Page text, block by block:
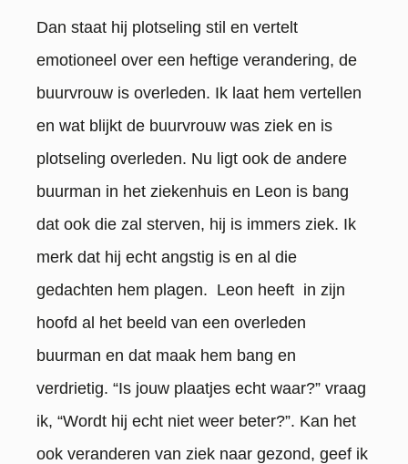
Dan staat hij plotseling stil en vertelt
emotioneel over een heftige verandering, de
buurvrouw is overleden. Ik laat hem vertellen
en wat blijkt de buurvrouw was ziek en is
plotseling overleden. Nu ligt ook de andere
buurman in het ziekenhuis en Leon is bang
dat ook die zal sterven, hij is immers ziek. Ik
merk dat hij echt angstig is en al die
gedachten hem plagen. Leon heeft in zijn
hoofd al het beeld van een overleden
buurman en dat maak hem bang en
verdrietig. “Is jouw plaatjes echt waar?” vraag
ik, “Wordt hij echt niet weer beter?”. Kan het
ook veranderen van ziek naar gezond, geef ik